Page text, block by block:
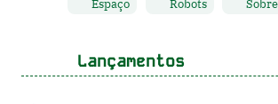
Espaço Robots
Lançamentos